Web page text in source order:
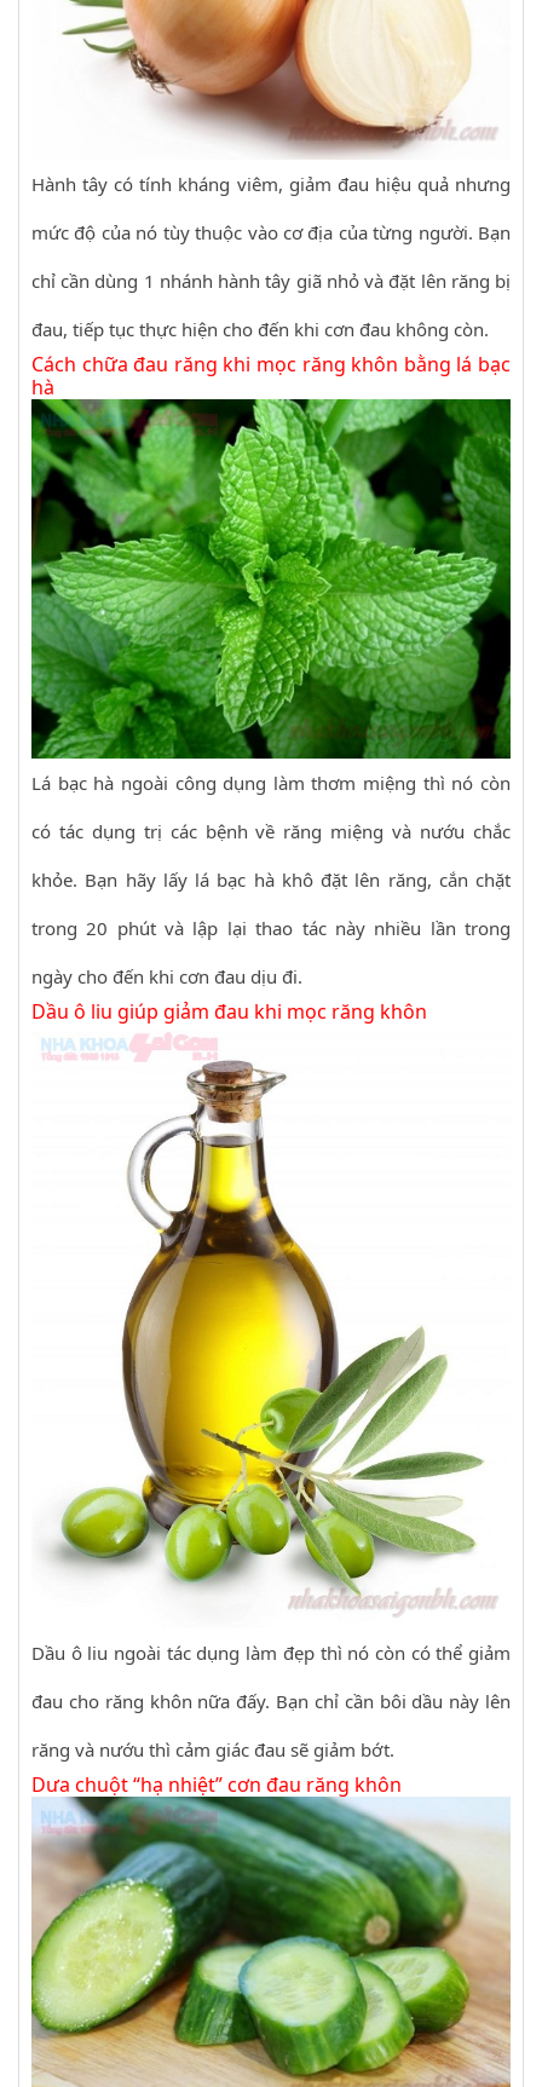
Hành tây có tính kháng viêm, giảm đau hiệu quả nhưng
mức độ của nó tùy thuộc vào cơ địa của từng người. Bạn
chỉ cần dùng 1 nhánh hành tây giã nhỏ và đặt lên răng bị
đau, tiếp tục thực hiện cho đến khi cơn đau không còn.
Cách chữa đau răng khi mọc răng khôn bằng lá bạc
hà
Lá bạc hà ngoài công dụng làm thơm miệng thì nó còn
có tác dụng trị các bệnh về răng miệng và nướu chắc
khỏe. Bạn hãy lấy lá bạc hà khô đặt lên răng, cắn chặt
trong 20 phút và lập lại thao tác này nhiều lần trong
ngày cho đến khi cơn đau dịu đi.
Dầu ô liu giúp giảm đau khi mọc răng khôn
Dầu ô liu ngoài tác dụng làm đẹp thì nó còn có thể giảm
đau cho răng khôn nữa đấy. Bạn chỉ cần bôi dầu này lên
răng và nướu thì cảm giác đau sẽ giảm bớt.
Dưa chuột “hạ nhiệt” cơn đau răng khôn